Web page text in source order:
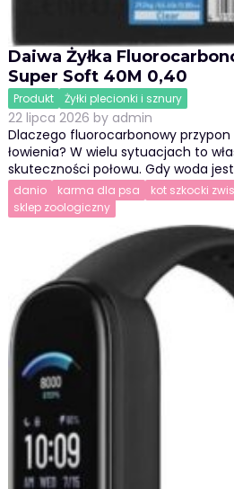
Daiwa Żyłka
Super Soft 40M 0,40
Produkt Żyłki plecionki i sznury
22 lipca 2026 by admin
Dlaczego fluorocarbonowy
łowienia? W wielu sytuacjach to
skuteczności połowu. Gdy woda
danio karma dla psa kot szkocki
sklep zoologiczny